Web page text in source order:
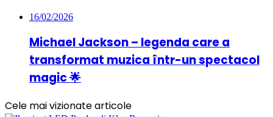
16/02/2026
Michael Jackson – legenda care a
transformat muzica într-un spectacol
magic 🌟
Cele mai vizionate articole